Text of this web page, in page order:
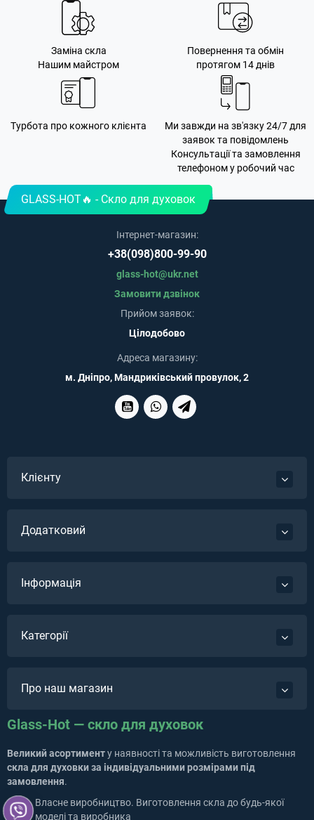
Заміна скла
Нашим майстром
Повернення та обмін
протягом 14 днів
Турбота про кожного клієнта
Ми завжди на зв'язку 24/7 для
заявок та повідомлень
Консультації та замовлення
телефоном у робочий час
GLASS-HOT🔥 - Скло для духовок
Інтернет-магазин:
+38(098)800-99-90
glass-hot@ukr.net
Замовити дзвінок
Прийом заявок:
Цілодобово
Адреса магазину:
м. Дніпро, Мандриківський провулок, 2
Клієнту
Додатковий
Інформація
Категорії
Про наш магазин
Glass-Hot — скло для духовок
Великий асортименту наявності та можливість виготовлення
скла для духовки за індивідуальними розмірами під
замовлення.
Власне виробництво. Виготовлення скла до будь-якої
моделі та виробника